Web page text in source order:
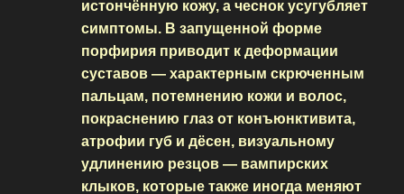
истончённую кожу, а чеснок усугубляет
симптомы. В запущенной форме
порфирия приводит к деформации
суставов — характерным скрюченным
пальцам, потемнению кожи и волос,
покраснению глаз от конъюнктивита,
атрофии губ и дёсен, визуальному
удлинению резцов — вампирских
клыков, которые также иногда меняют